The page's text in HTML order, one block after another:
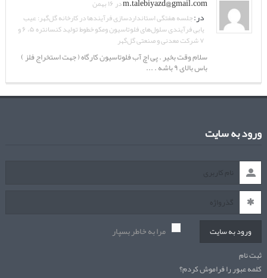
در ۱۶ بهمن
در:جلسه هفتگی استانداردسازی فرآیندها در کارخانه گل‌گهر: عیب
یابی فرآیندی سلول‌های فلوتاسیون ومکو خطوط تولید کنسانتره ۵، ۶ و
۷ شرکت معدنی و صنعتی گل‌گهر
سلام وقت بخیر . پی اچ آب فلوتاسیون کارگاه ( جهت استخراج فلز )
باس بالای ۹ باشه . ...
ورود به سایت
ورود به سایت مرا به خاطر بسپار
ثبت نام
کلمه عبور را فراموش کردم؟